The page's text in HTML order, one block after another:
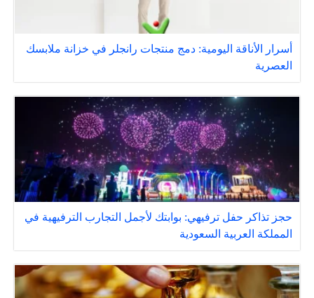
أسرار الأناقة اليومية: دمج منتجات رانجلر في خزانة ملابسك
العصرية
حجز تذاكر حفل ترفيهي: بوابتك لأجمل التجارب الترفيهية في
المملكة العربية السعودية